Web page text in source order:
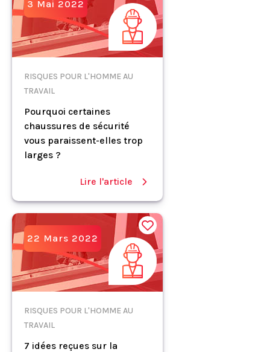
3 Mai 2022
RISQUES POUR L'HOMME AU
TRAVAIL
Pourquoi certaines
chaussures de sécurité
vous paraissent-elles trop
larges ?
Lire l'article
22 Mars 2022
RISQUES POUR L'HOMME AU
TRAVAIL
7 idées reçues sur la